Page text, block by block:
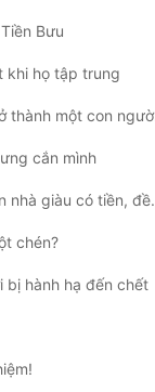
Bưu
khi họ tập trung
một con người tốt hơn
cắn mình
tiền, đều là kẻ ngốc sao?
chén?
bị hành hạ đến chết